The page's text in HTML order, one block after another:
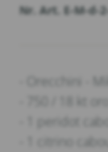
Nr. Art. E-M-d-
- Orecchini -
- 750 / 18 kt
- 1 peridot
- 1 citrino